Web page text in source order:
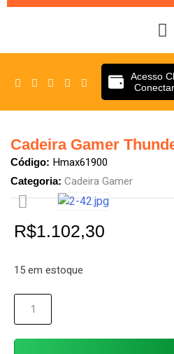
Acesso
Cadeira Gamer
Código: Hmax61900
Categoria: Cadeira Gamer
R$1.102,30
15 em estoque